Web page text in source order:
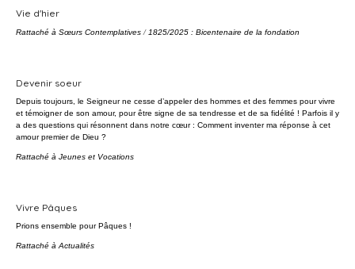
Vie d'hier
Rattaché à Sœurs Contemplatives / 1825/2025 : Bicentenaire de la fondation
Devenir soeur
Depuis toujours, le Seigneur ne cesse d’appeler des hommes et des femmes pour vivre
et témoigner de son amour, pour être signe de sa tendresse et de sa fidélité ! Parfois il y
a des questions qui résonnent dans notre cœur : Comment inventer ma réponse à cet
amour premier de Dieu ?
Rattaché à Jeunes et Vocations
Vivre Pâques
Prions ensemble pour Pâques !
Rattaché à Actualités